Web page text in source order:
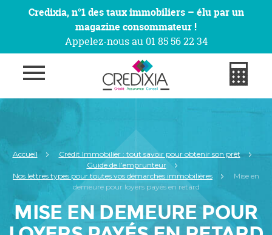
Credixia, n°1 des taux immobiliers – élu par un
magazine consommateur !
Appelez-nous au 01 85 56 22 34
Accueil
Crédit Immobilier : tout savoir pour obtenir son prêt
Guide de l’emprunteur
Nos lettres types pour toutes vos démarches immobilières
Mise en
demeure pour loyers payés en retard
MISE EN DEMEURE POUR